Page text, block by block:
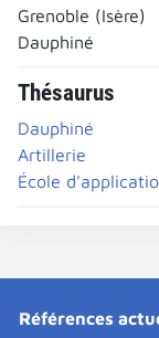
Grenoble (Isère)
Dauphiné
Thésaurus
Dauphiné
Artillerie
École
Références